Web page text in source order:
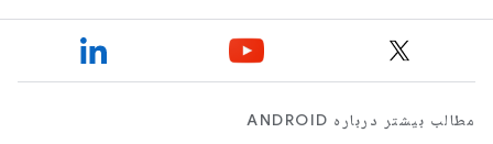
مطالب بیشتر درباره ANDROID